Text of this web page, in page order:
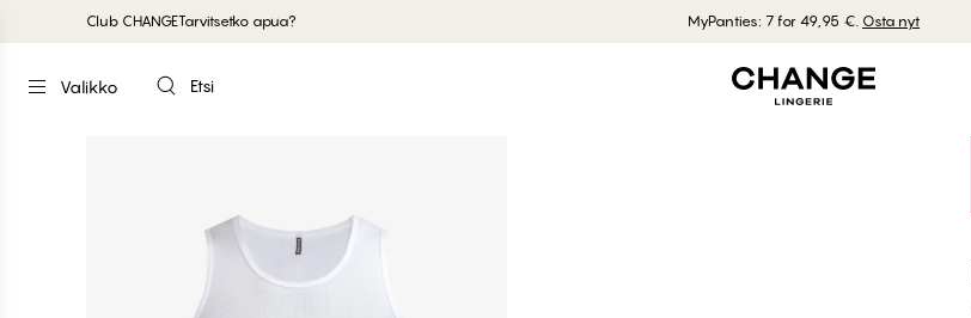
Club CHANGETarvitsetko apua? MyPanties: 7 for 49,95 €. Osta nyt
Valikko Etsi